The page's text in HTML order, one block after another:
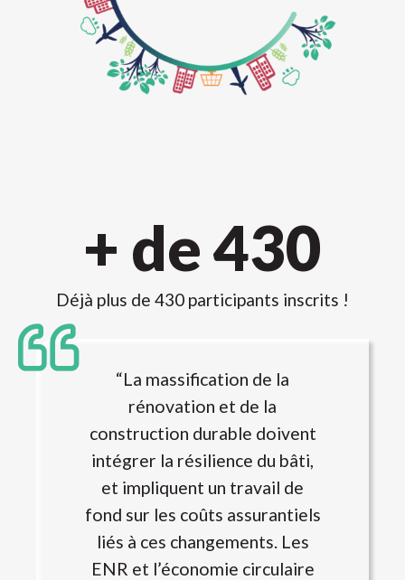
Déjà plus de 430 participants inscrits !
+ de 430
“La massification de la
rénovation et de la
construction durable doivent
intégrer la résilience du bâti,
et impliquent un travail de
fond sur les coûts assurantiels
liés à ces changements. Les
ENR et l’économie circulaire